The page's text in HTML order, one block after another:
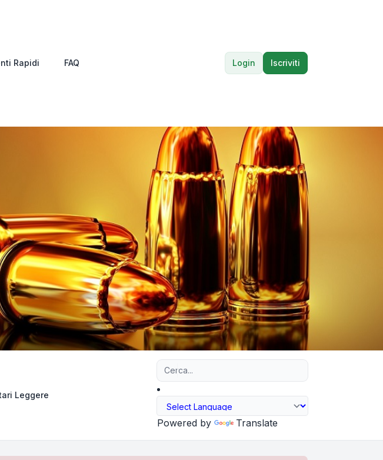
Rapidi FAQ Login Iscriviti
Leggere
Powered by Translate